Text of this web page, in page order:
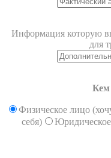
Информация которую
для
Кем
Физическое лицо
себя)
Юридическое